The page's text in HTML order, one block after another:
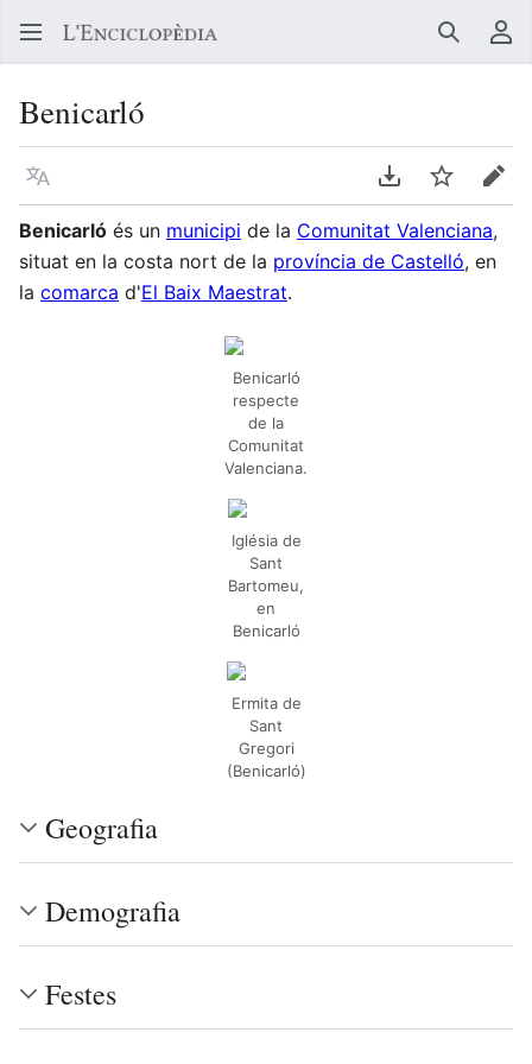
Buscar
Benicarló
Llegir en un atre idioma Descarregar en
Vigilar
Benicarló és un municipi de la Comunitat Valenciana,
situat en la costa nort de la província de Castelló, en
la comarca d'El Baix Maestrat.
Benicarló
respecte
de la
Comunitat
Valenciana.
Iglésia de
Sant
Bartomeu,
en
Benicarló
Ermita de
Sant
Gregori
(Benicarló)
Geografia
Demografia
Festes